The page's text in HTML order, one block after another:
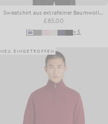
Sweatshirt aus extrafeiner Baumwolle mit 1/4-Reißverschluss
£85.00
+5
NEU EINGETROFFEN